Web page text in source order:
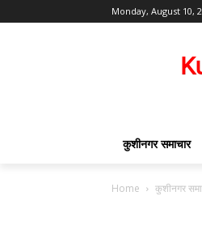
Monday, August 10,
कुशीनगर समाचार
Home कुशीनगर